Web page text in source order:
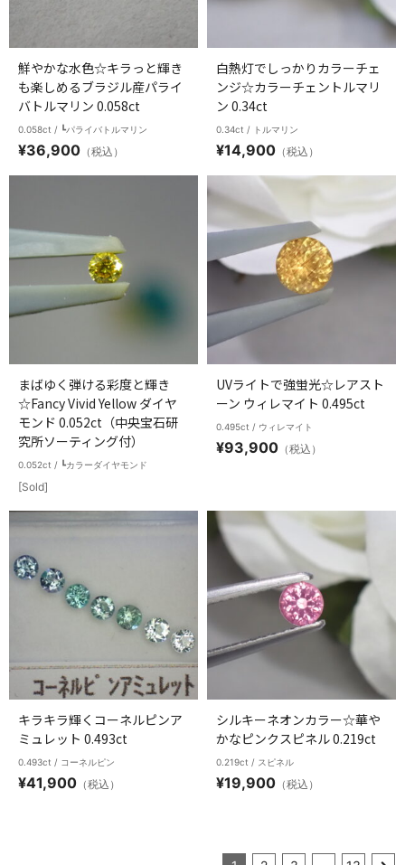
鮮やかな水色☆キラっと輝き
も楽しめるブラジル産パライ
バトルマリン 0.058ct
0.058ct / ┗パライバトルマリン
¥36,900 （税込）
白熱灯でしっかりカラーチェ
ンジ☆カラーチェントルマリ
ン 0.34ct
0.34ct / トルマリン
¥14,900 （税込）
まばゆく弾ける彩度と輝き
☆Fancy Vivid Yellow ダイヤ
モンド 0.052ct（中央宝石研
究所ソーティング付）
0.052ct / ┗カラーダイヤモンド
[Sold]
UVライトで強蛍光☆レアスト
ーン ウィレマイト 0.495ct
0.495ct / ウィレマイト
¥93,900 （税込）
キラキラ輝くコーネルピンア
ミュレット 0.493ct
0.493ct / コーネルピン
¥41,900 （税込）
シルキーネオンカラー☆華や
かなピンクスピネル 0.219ct
0.219ct / スピネル
¥19,900 （税込）